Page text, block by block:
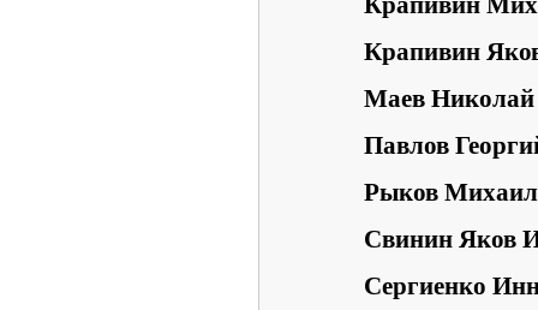
Крапивин
Маев Николай
Павлов
Рыков Михаил
Свинин Яков
Сергиенко